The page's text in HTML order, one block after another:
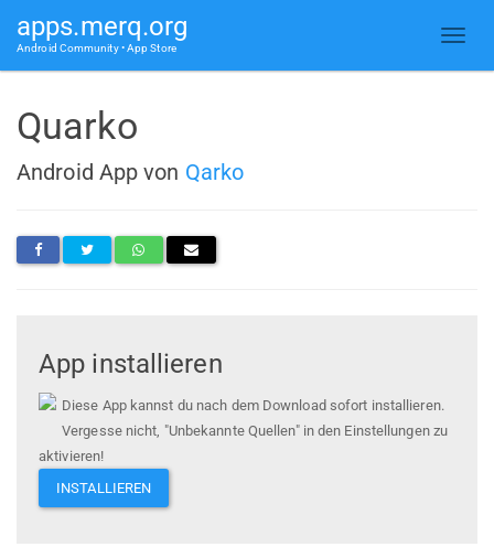
apps.merq.org
Android Community • App Store
Quarko
Android App von Qarko
App installieren
Diese App kannst du nach dem Download sofort installieren.
Vergesse nicht, "Unbekannte Quellen" in den Einstellungen zu
aktivieren!
INSTALLIEREN